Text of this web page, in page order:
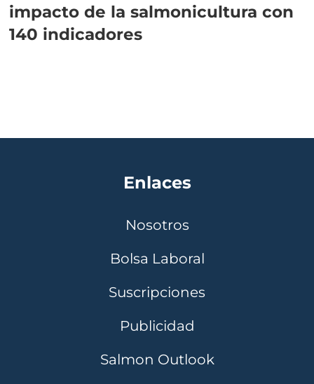
impacto de la salmonicultura con
140 indicadores
Enlaces
Nosotros
Bolsa Laboral
Suscripciones
Publicidad
Salmon Outlook